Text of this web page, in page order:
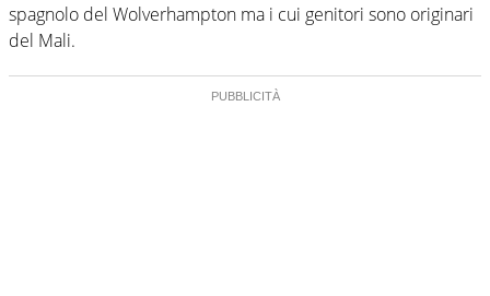
spagnolo del Wolverhampton ma i cui genitori sono originari
del Mali.